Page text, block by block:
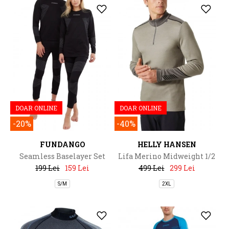
DOAR ONLINE
-20%
FUNDANGO
Seamless Baselayer Set
199 Lei 159 Lei
S/M
DOAR ONLINE
-40%
HELLY HANSEN
Lifa Merino Midweight 1/2
Zip
499 Lei 299 Lei
2XL